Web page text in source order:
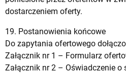
dostarczeniem oferty.
19. Postanowienia końcowe
Do zapytania ofertowego
Załącznik nr 1 – Formularz
Załącznik nr 2 – Oświadczenie o